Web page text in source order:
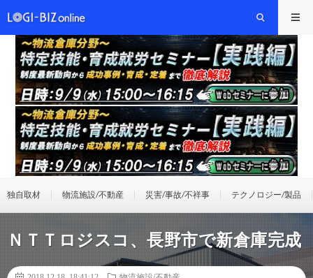
独自取材 物流施設/不動産 災害/事故/不祥事 テクノロジー/製品
ＮＴＴロジスコ、長野市で新倉庫完成